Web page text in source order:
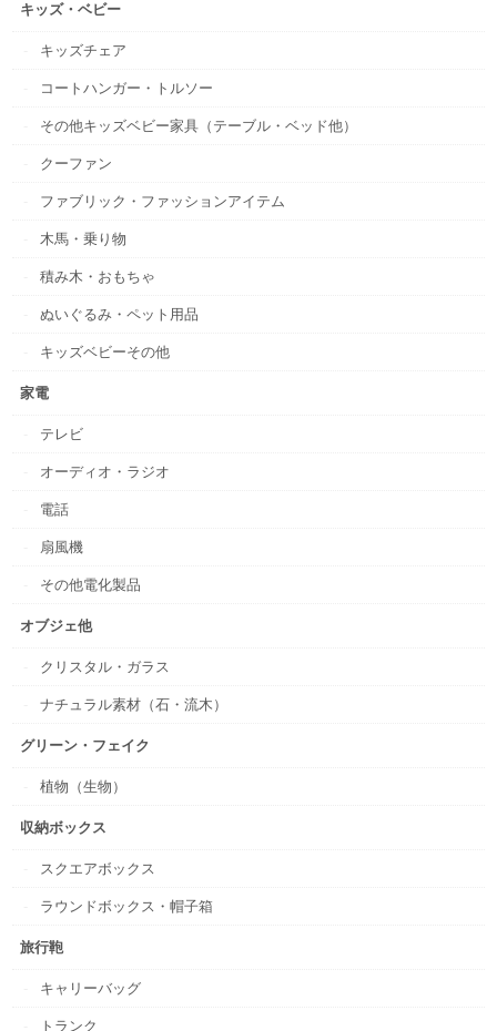
キッズ・ベビー
キッズチェア
コートハンガー・トルソー
その他キッズベビー家具（テーブル・ベッド他）
クーファン
ファブリック・ファッションアイテム
木馬・乗り物
積み木・おもちゃ
ぬいぐるみ・ペット用品
キッズベビーその他
家電
テレビ
オーディオ・ラジオ
電話
扇風機
その他電化製品
オブジェ他
クリスタル・ガラス
ナチュラル素材（石・流木）
グリーン・フェイク
植物（生物）
収納ボックス
スクエアボックス
ラウンドボックス・帽子箱
旅行鞄
キャリーバッグ
トランク